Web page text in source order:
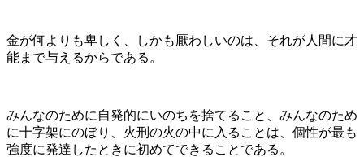
金が何よりも卑しく、しかも厭わしいのは、それが人間に才
能まで与えるからである。
みんなのために自発的にいのちを捨てること、みんなのため
に十字架にのぼり、火刑の火の中に入ることは、個性が最も
強度に発達したときに初めてできることである。